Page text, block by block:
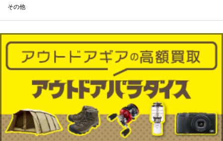
その他